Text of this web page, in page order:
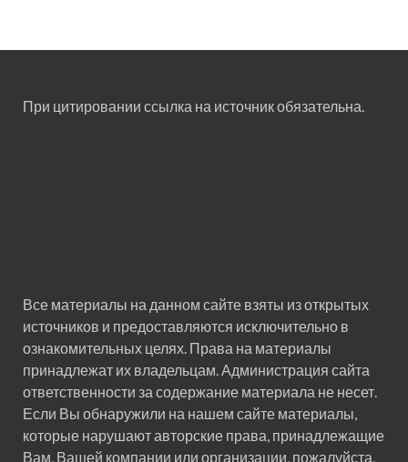
При цитировании ссылка на источник обязательна.
Все материалы на данном сайте взяты из открытых
источников и предоставляются исключительно в
ознакомительных целях. Права на материалы
принадлежат их владельцам. Администрация сайта
ответственности за содержание материала не несет.
Если Вы обнаружили на нашем сайте материалы,
которые нарушают авторские права, принадлежащие
Вам, Вашей компании или организации, пожалуйста,